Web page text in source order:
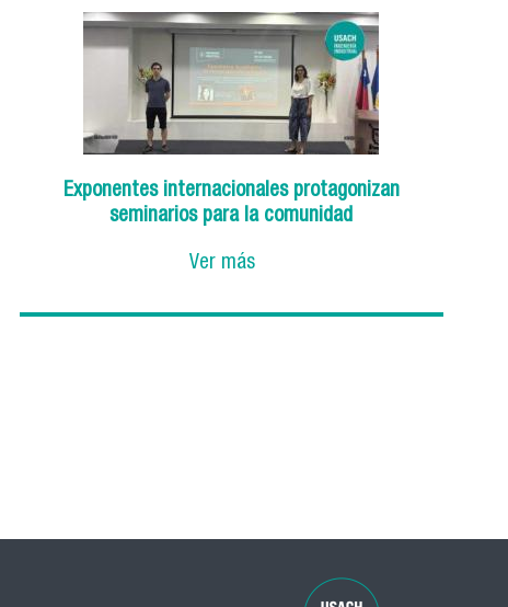
Exponentes internacionales protagonizan
seminarios para la comunidad
Ver más